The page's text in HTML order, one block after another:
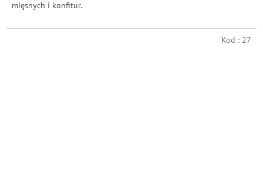
mięsnych i konfitur.
Kod : 27